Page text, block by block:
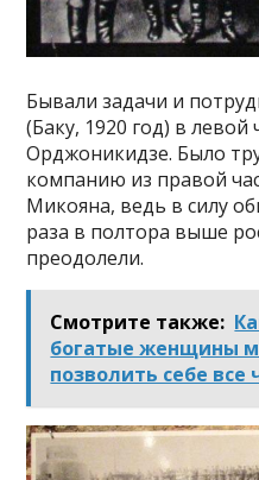
Бывали задачи и
(Баку, 1920 год) в
Орджоникидзе. Было
компанию из правой
Микояна, ведь в силу
раза в полтора выше
преодолели.
Смотрите также:
богатые женщины
позволить себе все